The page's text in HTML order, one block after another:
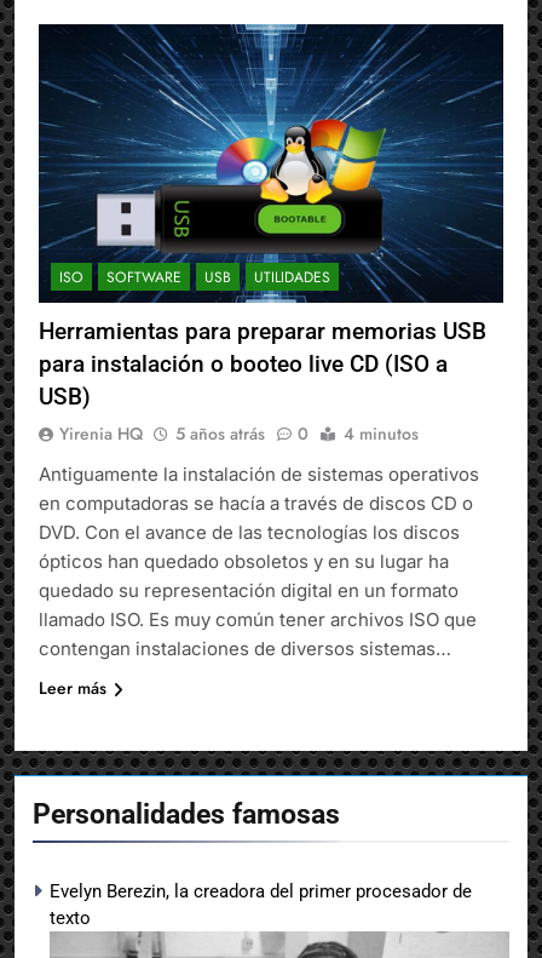
Personalidades famosas
Evelyn Berezin, la creadora del primer procesador de
texto
ISO SOFTWARE USB UTILIDADES
Herramientas para preparar memorias USB
para instalación o booteo live CD (ISO a
USB)
Yirenia HQ 5 años atrás 0 4 minutos
Antiguamente la instalación de sistemas operativos
en computadoras se hacía a través de discos CD o
DVD. Con el avance de las tecnologías los discos
ópticos han quedado obsoletos y en su lugar ha
quedado su representación digital en un formato
llamado ISO. Es muy común tener archivos ISO que
contengan instalaciones de diversos sistemas…
Leer más